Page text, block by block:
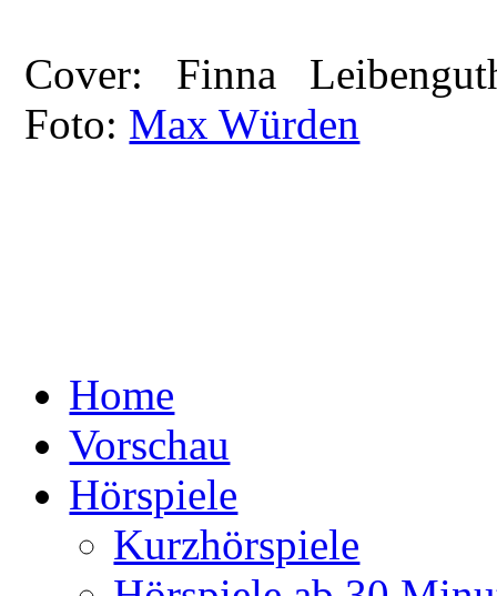
Cover: Finna
Foto: Max Würden
Home
Vorschau
Hörspiele
Kurzhörspiele